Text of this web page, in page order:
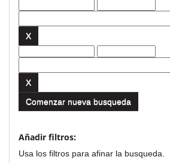
Comenzar nueva busqueda
Añadir filtros:
Usa los filtros para afinar la busqueda.